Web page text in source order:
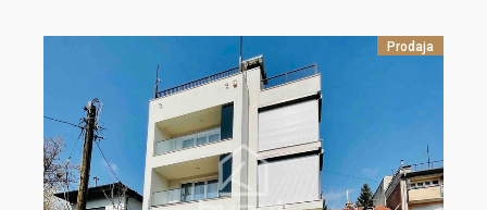
Prodaja